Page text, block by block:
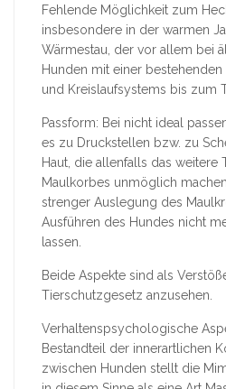
Fehlende Möglichkeit zum
insbesondere in der warmen
Wärmestau, der vor allem bei
Hunden mit einer
und Kreislaufsystems bis zum
Passform: Bei nicht ideal
es zu Druckstellen bzw. zu
Haut, die allenfalls das weitere
Maulkorbes unmöglich
strenger Auslegung des
Ausführen des Hundes nicht
lassen.
Beide Aspekte sind als
Tierschutzgesetz anzusehen.
Verhaltenspsychologische
Bestandteil der innerartlichen
zwischen Hunden stellt die